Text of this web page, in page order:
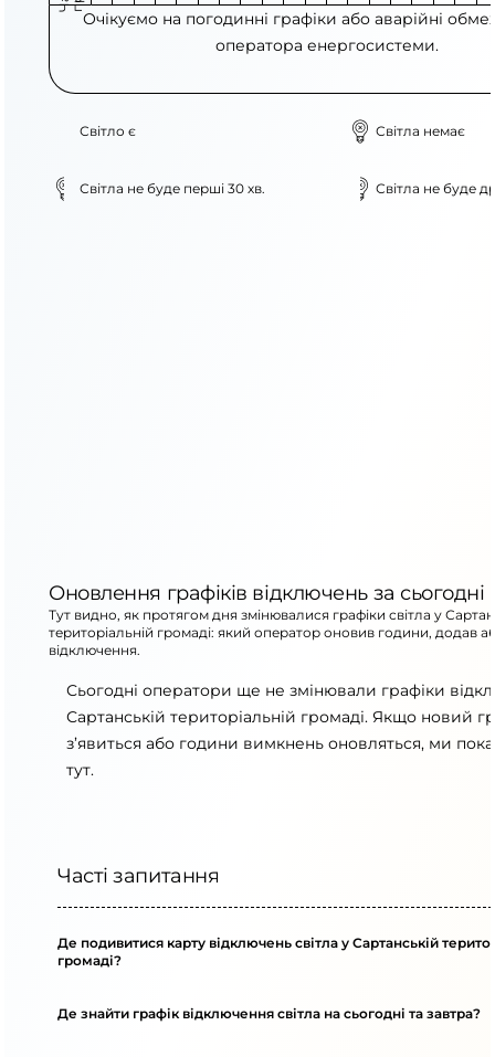
Очікуємо на погодинні графіки або аварійні
оператора енергосистеми.
Світло є Світла немає
Світла не буде перші 30 хв. Світла не буде
Оновлення графіків відключень за сьогодні
Тут видно, як протягом дня змінювалися графіки світла у
територіальній громаді: який оператор оновив години, додав
відключення.
Сьогодні оператори ще не змінювали графіки
Сартанській територіальній громаді. Якщо новий
з’явиться або години вимкнень оновляться, ми
тут.
Часті запитання
Де подивитися карту відключень світла у Сартанській
громаді?
Де знайти графік відключення світла на сьогодні та завтра?